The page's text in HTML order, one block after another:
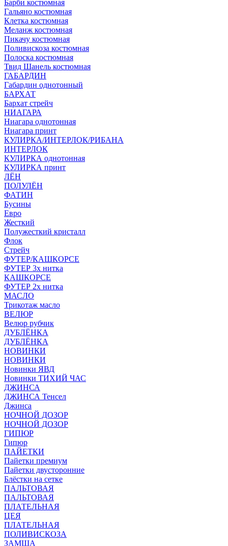
Барби костюмная
Гальяно костюмная
Клетка костюмная
Меланж костюмная
Пикачу костюмная
Поливискоза костюмная
Полоска костюмная
Твид Шанель костюмная
ГАБАРДИН
Габардин однотонный
БАРХАТ
Бархат стрейч
НИАГАРА
Ниагара однотонная
Ниагара принт
КУЛИРКА/ИНТЕРЛОК/РИБАНА
ИНТЕРЛОК
КУЛИРКА однотонная
КУЛИРКА принт
ЛЁН
ПОЛУЛЁН
ФАТИН
Бусины
Евро
Жесткий
Полужесткий кристалл
Флок
Стрейч
ФУТЕР/КАШКОРСЕ
ФУТЕР 3х нитка
КАШКОРСЕ
ФУТЕР 2х нитка
МАСЛО
Трикотаж масло
ВЕЛЮР
Велюр рубчик
ДУБЛЁНКА
ДУБЛЁНКА
НОВИНКИ
НОВИНКИ
Новинки ЯВД
Новинки ТИХИЙ ЧАС
ДЖИНСА
ДЖИНСА Тенсел
Джинса
НОЧНОЙ ДОЗОР
НОЧНОЙ ДОЗОР
ГИПЮР
Гипюр
ПАЙЕТКИ
Пайетки премиум
Пайетки двусторонние
Блёстки на сетке
ПАЛЬТОВАЯ
ПАЛЬТОВАЯ
ПЛАТЕЛЬНАЯ
ЦЕЯ
ПЛАТЕЛЬНАЯ
ПОЛИВИСКОЗА
ЗАМША